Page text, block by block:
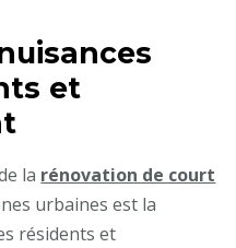
et
la rénovation de court
urbaines est la
résidents et